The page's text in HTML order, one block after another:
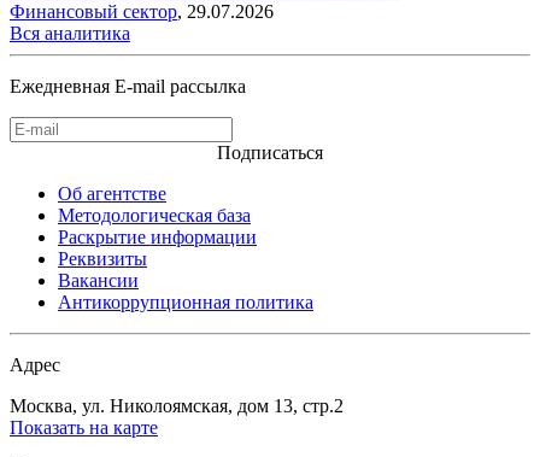
Финансовый сектор, 29.07.2026
Вся аналитика
Ежедневная E-mail рассылка
Подписаться
Об агентстве
Методологическая база
Раскрытие информации
Реквизиты
Вакансии
Антикоррупционная политика
Адрес
Москва, ул. Николоямская, дом 13, стр.2
Показать на карте